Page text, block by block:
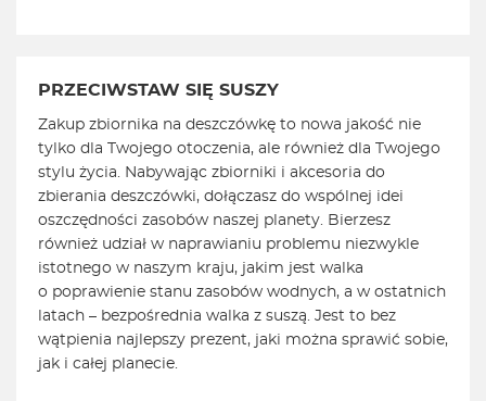
PRZECIWSTAW SIĘ SUSZY
Zakup zbiornika na deszczówkę to nowa jakość nie
tylko dla Twojego otoczenia, ale również dla Twojego
stylu życia. Nabywając zbiorniki i akcesoria do
zbierania deszczówki, dołączasz do wspólnej idei
oszczędności zasobów naszej planety. Bierzesz
również udział w naprawianiu problemu niezwykle
istotnego w naszym kraju, jakim jest walka
o poprawienie stanu zasobów wodnych, a w ostatnich
latach – bezpośrednia walka z suszą. Jest to bez
wątpienia najlepszy prezent, jaki można sprawić sobie,
jak i całej planecie.